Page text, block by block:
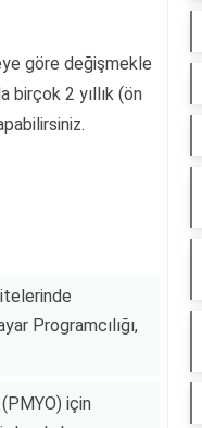
göre değişmekle
birçok 2 yıllık (ön
Programcılığı,
için